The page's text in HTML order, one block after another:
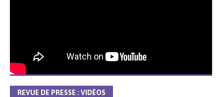
REVUE DE PRESSE : VIDÉOS